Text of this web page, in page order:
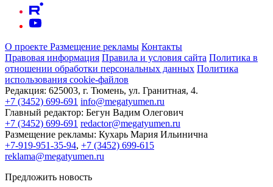
О проекте Размещение рекламы Контакты
Правовая информация Правила и условия сайта Политика в
отношении обработки персональных данных Политика
использования cookie-файлов
Редакция: 625003, г. Тюмень, ул. Гранитная, 4.
+7 (3452) 699-691 info@megatyumen.ru
Главный редактор: Бегун Вадим Олегович
+7 (3452) 699-691 redactor@megatyumen.ru
Размещение рекламы: Кухарь Мария Ильинична
+7-919-951-35-94, +7 (3452) 699-615
reklama@megatyumen.ru
Предложить новость